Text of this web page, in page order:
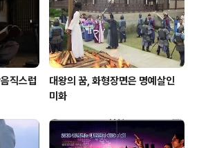
렇게 책임을 통감할 일은 아
감에 이틀간 선거활동을 ..
직스럽
대왕의 꿈, 화형장면은 명예살인
미화